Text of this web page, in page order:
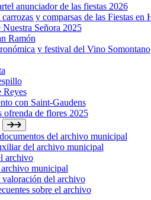
anunciador de las fiestas 2026
y comparsas de las Fiestas en
Señora 2025
Ramón
y festival del Vino Somontano
Reyes
con Saint-Gaudens
ofrenda de flores 2025
del archivo municipal
del archivo municipal
archivo
municipal
del archivo
sobre el archivo